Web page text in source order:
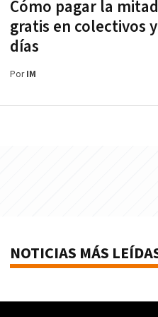
Cómo pagar la
gratis en colectivos
días
PorIM
NOTICIAS MÁS